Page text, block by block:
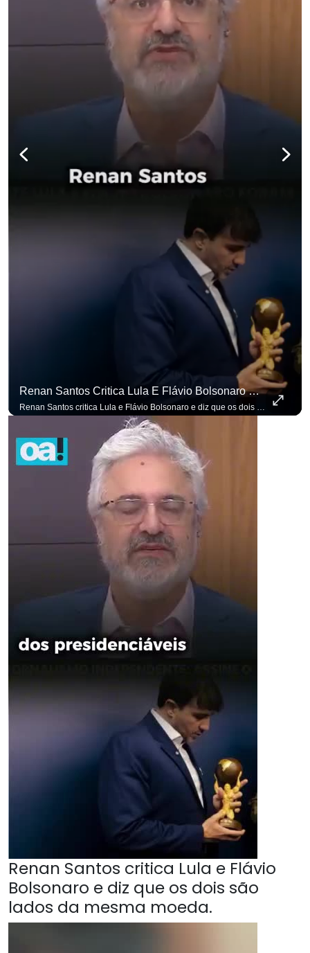
Renan Santos Critica Lula E Flávio Bolsonaro E Diz Que Os Dois São Lados Da Mesma Moeda.
Renan Santos critica Lula e Flávio Bolsonaro e diz que os dois são lados da mesma moeda. #OAntagonista Se você busca informação com credibilidade, inscreva-se agora e ative o
Renan Santos critica Lula e Flávio
Bolsonaro e diz que os dois são
lados da mesma moeda.